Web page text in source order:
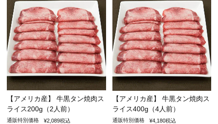
【アメリカ産】 牛黒タン焼肉ス
ライス200g（2人前）
通販特別価格 ¥2,089税込
【アメリカ産】 牛黒タン焼肉ス
ライス400g（4人前）
通販特別価格 ¥4,180税込